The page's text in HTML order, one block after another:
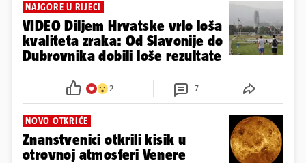
NAJGORE U RIJECI
VIDEO Diljem Hrvatske vrlo loša
kvaliteta zraka: Od Slavonije do
Dubrovnika dobili loše rezultate
2 7
NOVO OTKRIĆE
Znanstvenici otkrili kisik u
otrovnoj atmosferi Venere